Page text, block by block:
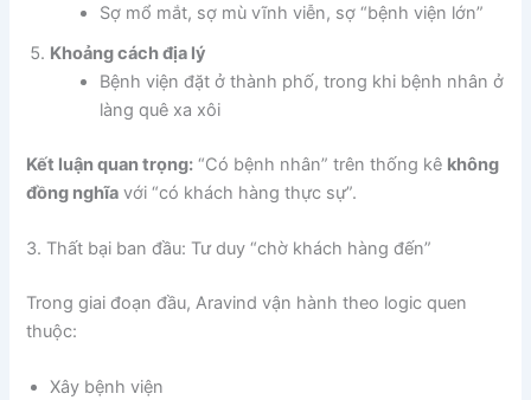
Sợ mổ mắt, sợ mù vĩnh viễn, sợ “bệnh viện lớn”
Khoảng cách địa lý
Bệnh viện đặt ở thành phố, trong khi bệnh nhân ở
làng quê xa xôi
Kết luận quan trọng: “Có bệnh nhân” trên thống kê không
đồng nghĩa với “có khách hàng thực sự”.
3. Thất bại ban đầu: Tư duy “chờ khách hàng đến”
Trong giai đoạn đầu, Aravind vận hành theo logic quen
thuộc:
Xây bệnh viện